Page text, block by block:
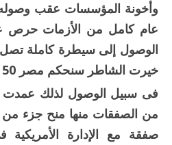
وأخونة المؤسسات عقب
عام كامل من الأزمات حرص
الوصول إلى سيطرة كاملة تصل
خيرت الشاطر سنحكم مصر 50 عامًا.
فى سبيل الوصول لذلك عمدت
من الصفقات منها منح جزء من
صفقة مع الإدارة